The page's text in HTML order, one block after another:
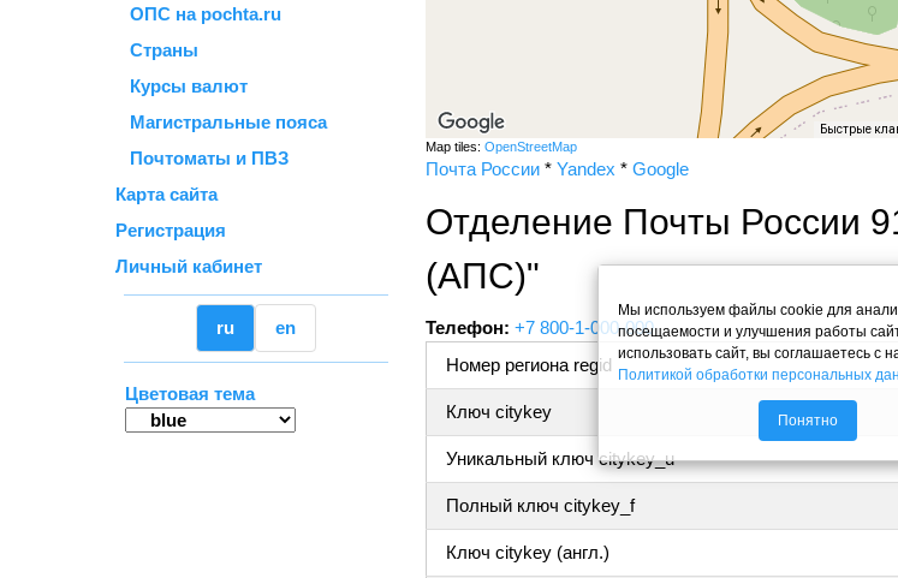
ОПС на pochta.ru
Страны
Курсы валют
Магистральные пояса
Почтоматы и ПВЗ
Карта сайта
Регистрация
Личный кабинет
ru en
Цветовая тема
Быстрые
Map tiles: OpenStreetMap
Почта России * Yandex * Google
Отделение Почты России
(АПС)"
Телефон: +7 800-1-000-000
Номер региона regid
Ключ citykey
Уникальный ключ citykey_u
Полный ключ citykey_f
Ключ citykey (англ.)
Мы используем файлы cookie для
посещаемости и улучшения работы
использовать сайт, вы соглашаетесь с
Политикой обработки персональных
Понятно